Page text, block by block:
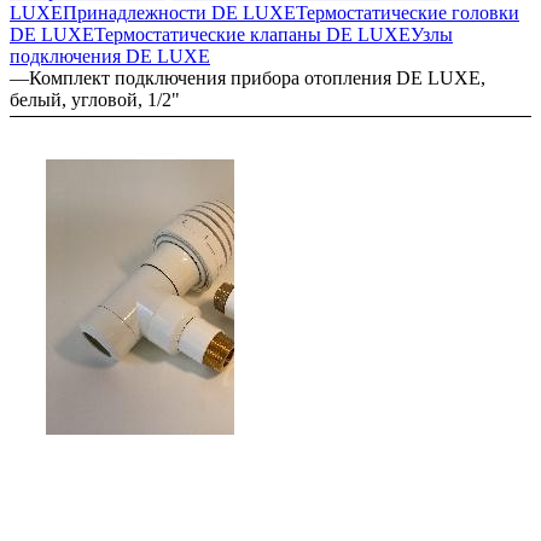
LUXEПринадлежности DE LUXEТермостатические головки
DE LUXEТермостатические клапаны DE LUXEУзлы
подключения DE LUXE
—Комплект подключения прибора отопления DE LUXE,
белый, угловой, 1/2"